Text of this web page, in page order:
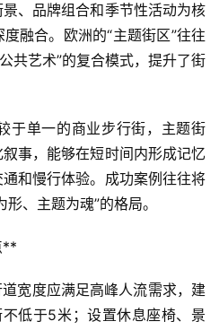
、品牌组合和季节性活动为核
融合。欧洲的“主题街区”往往
共艺术”的复合模式，提升了街
于单一的商业步行街，主题街
事，能够在短时间内形成记忆
和慢行体验。成功案例往往将
、主题为魂”的格局。
**
宽度应满足高峰人流需求，建
低于5米；设置休息座椅、景